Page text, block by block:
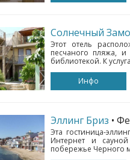
Солнечный
Этот отель
песчаного пляжа,
библиотекой. К
Инфо
Эллинг Бриз •
Эта гостиница-
Интернет и
побережье Черного